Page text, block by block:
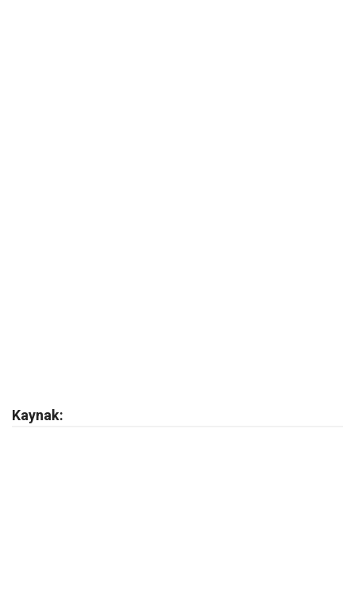
Kaynak: